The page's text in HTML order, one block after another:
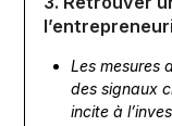
Les mesures
des signaux
incite à